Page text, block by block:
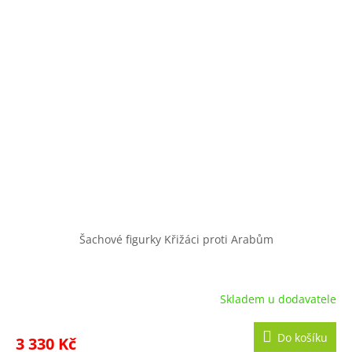
Šachové figurky Křižáci proti Arabům
Skladem u dodavatele
3 330 Kč Do košíku